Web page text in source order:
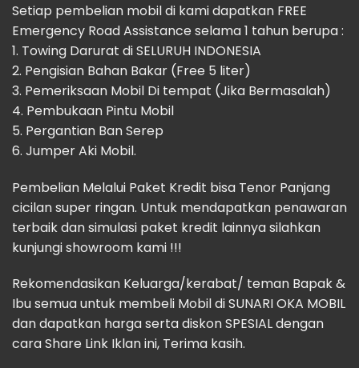
Setiap pembelian mobil di kami dapatkan FREE
Emergency Road Assistance selama 1 tahun berupa :
1. Towing Darurat di SELURUH INDONESIA
2. Pengisian Bahan Bakar (Free 5 liter)
3. Pemeriksaan Mobil Di tempat (Jika Bermasalah)
4. Pembukaan Pintu Mobil
5. Pergantian Ban Serep
6. Jumper Aki Mobil.
Pembelian Melalui Paket Kredit bisa Tenor Panjang
cicilan super ringan. Untuk mendapatkan penawaran
terbaik dan simulasi paket kredit lainnya silahkan
kunjungi showroom kami !!!
Rekomendasikan Keluarga/kerabat/ teman Bapak &
Ibu semua untuk membeli Mobil di SUNARI OKA MOBIL
dan dapatkan harga serta diskon SPESIAL dengan
cara Share Link Iklan ini, Terima kasih.